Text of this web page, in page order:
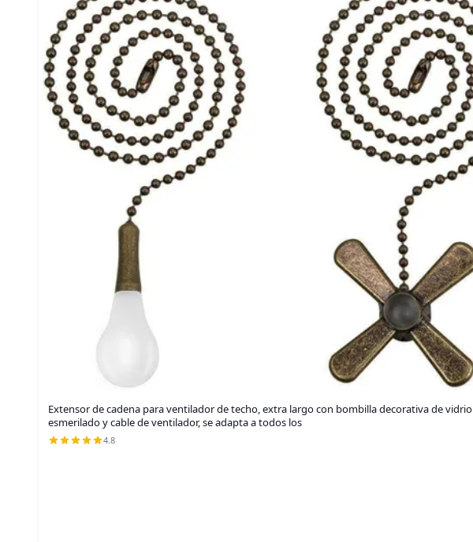
Extensor de cadena para ventilador de techo, extra largo con bombilla decorativa de vidrio
esmerilado y cable de ventilador, se adapta a todos los
4.8